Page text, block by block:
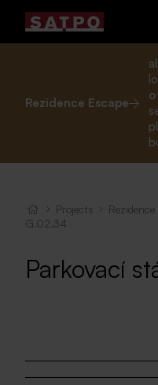
Rezidence Escape
Projects
G.02.34
Parkovací